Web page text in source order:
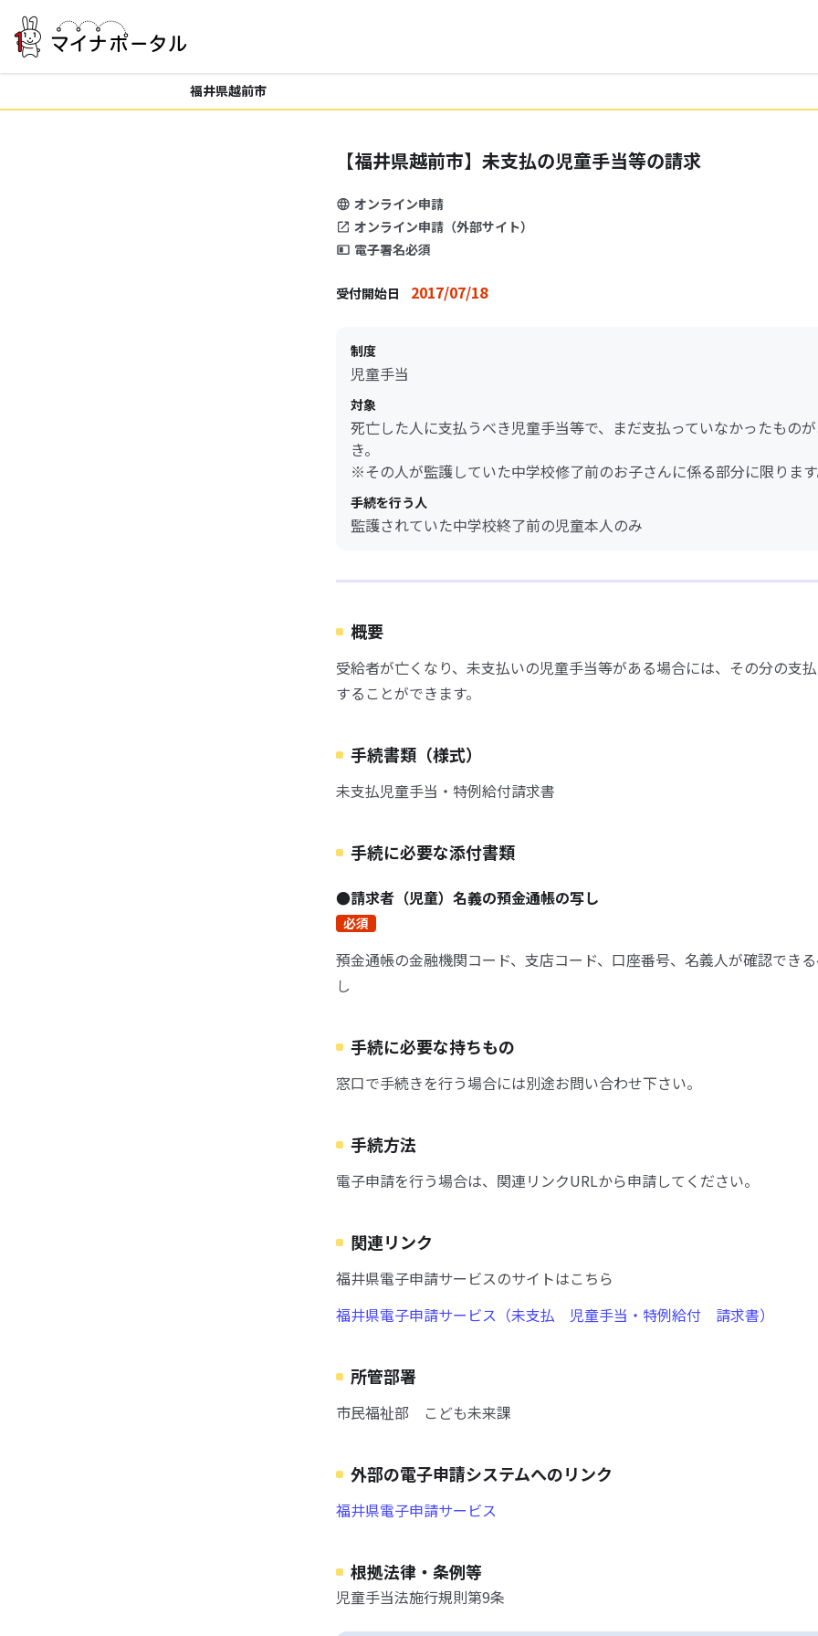
福井県越前市
【福井県越前市】未支払の児童手当等の請求
オンライン申請
オンライン申請（外部サイト）
電子署名必須
受付開始日 2017/07/18
制度
児童手当
対象
死亡した人に支払うべき児童手当等で、まだ支払っていなかったもの
き。
※その人が監護していた中学校修了前のお子さんに係る部分に限ります
手続を行う人
監護されていた中学校終了前の児童本人のみ
概要
受給者が亡くなり、未支払いの児童手当等がある場合には、その分の支
することができます。
手続書類（様式）
未支払児童手当・特例給付請求書
手続に必要な添付書類
●請求者（児童）名義の預金通帳の写し
必須
預金通帳の金融機関コード、支店コード、口座番号、名義人が確認でき
し
手続に必要な持ちもの
窓口で手続きを行う場合には別途お問い合わせ下さい。
手続方法
電子申請を行う場合は、関連リンクURLから申請してください。
関連リンク
福井県電子申請サービスのサイトはこちら
福井県電子申請サービス（未支払 児童手当・特例給付 請求書）
所管部署
市民福祉部 こども未来課
外部の電子申請システムへのリンク
福井県電子申請サービス
根拠法律・条例等
児童手当法施行規則第9条